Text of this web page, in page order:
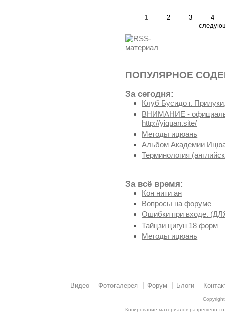
1 2 3
4
ПОПУЛЯРНОЕ
За сегодня:
Клуб Бусидо г.
ВНИМАНИЕ -
http://yiquan.site/
Методы ицюань
Альбом Академии
Терминология
За всё время:
Кон нити ан
Вопросы на форуме
Ошибки при входе.
Тайцзи цигун 18 форм
Методы ицюань
Видео Фотогалерея Форум Блоги
Копирование материалов разрешено